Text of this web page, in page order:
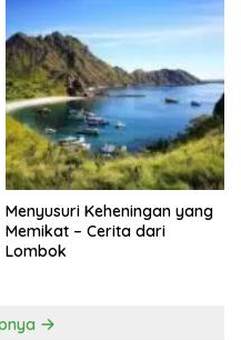
Menyusuri Keheningan yang
Memikat – Cerita dari
Lombok